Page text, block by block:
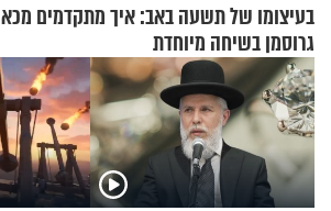
בעיצומו של תשעה באב: איך מתקדמים
גרוסמן בשיחה מיוחדת